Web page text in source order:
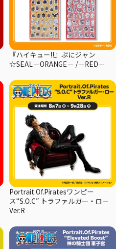
『ハイキュー!!』ぷにジャン
☆SEAL－ORANGE－ /－RED－
Portrait.Of.Piratesワンピー
ス“S.O.C” トラファルガー・ロー
Ver.R